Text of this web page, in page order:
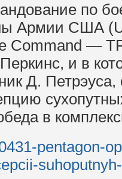
по
Армии США
Command —
и в
Д.
в
pentagon-